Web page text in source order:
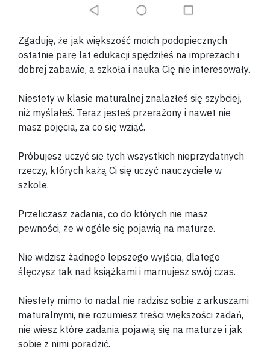
Zgaduję, że jak większość moich podopiecznych
ostatnie parę lat edukacji spędziłeś na imprezach i
dobrej zabawie, a szkoła i nauka Cię nie interesowały.
Niestety w klasie maturalnej znalazłeś się szybciej,
niż myślałeś. Teraz jesteś przerażony i nawet nie
masz pojęcia, za co się wziąć.
Próbujesz uczyć się tych wszystkich nieprzydatnych
rzeczy, których każą Ci się uczyć nauczyciele w
szkole.
Przeliczasz zadania, co do których nie masz
pewności, że w ogóle się pojawią na maturze.
Nie widzisz żadnego lepszego wyjścia, dlatego
ślęczysz tak nad książkami i marnujesz swój czas.
Niestety mimo to nadal nie radzisz sobie z arkuszami
maturalnymi, nie rozumiesz treści większości zadań,
nie wiesz które zadania pojawią się na maturze i jak
sobie z nimi poradzić.